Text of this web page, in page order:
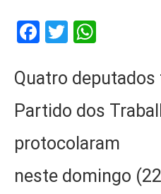
Facebook
Twitter
Quatro
Partido dos
protocolaram
neste domingo